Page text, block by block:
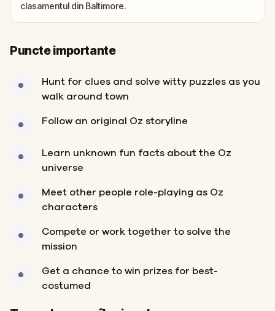
clasamentul din Baltimore.
Puncte importante
Hunt for clues and solve witty puzzles as you
walk around town
Follow an original Oz storyline
Learn unknown fun facts about the Oz
universe
Meet other people role-playing as Oz
characters
Compete or work together to solve the
mission
Get a chance to win prizes for best-
costumed